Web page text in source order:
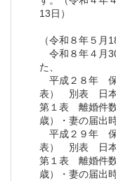
13日）
（令和８年５月
令和８年４月
た、
平成２８年 保
表） 別表 日
第１表 離婚件
歳）・妻の届出
平成２９年 保
表） 別表 日
第１表 離婚件
歳）・妻の届出